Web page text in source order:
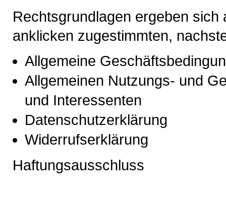
Rechtsgrundlagen ergeben
anklicken zugestimmten,
Allgemeine
Allgemeinen Nutzungs- und
und Interessenten
Datenschutzerklärung
Widerrufserklärung
Haftungsausschluss